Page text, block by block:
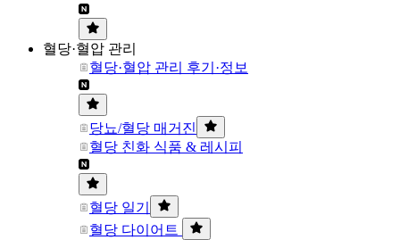
혈당·혈압 관리
혈당·혈압 관리 후기·정보
당뇨/혈당 매거진
혈당 친화 식품 & 레시피
혈당 일기
혈당 다이어트